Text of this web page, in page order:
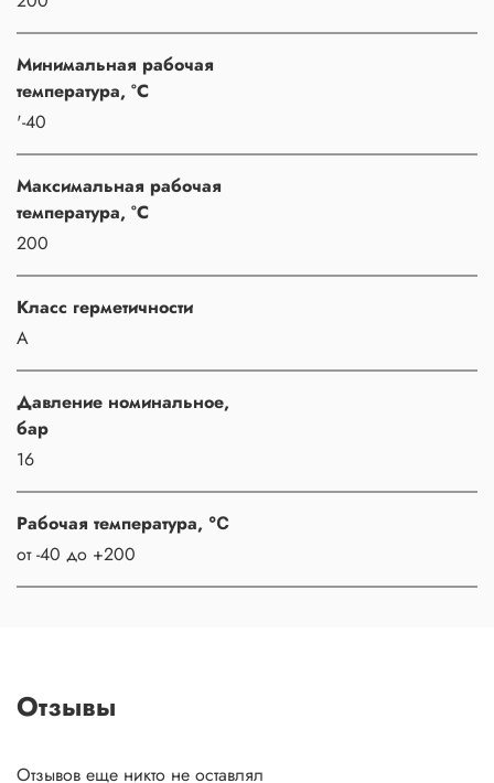
Минимальная рабочая
температура, °C
'-40
Максимальная рабочая
температура, °C
200
Класс герметичности
A
Давление номинальное,
бар
16
Рабочая температура, ℃
от -40 до +200
Отзывы
Отзывов еще никто не оставлял